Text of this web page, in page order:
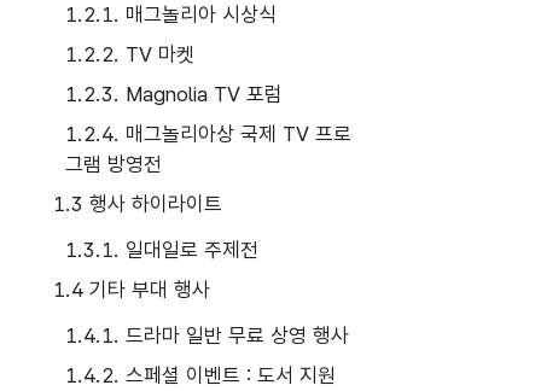
1.2.1. 매그놀리아 시상식
1.2.2. TV 마켓
1.2.3. Magnolia TV 포럼
1.2.4. 매그놀리아상 국제 TV 프로
그램 방영전
1.3 행사 하이라이트
1.3.1. 일대일로 주제전
1.4 기타 부대 행사
1.4.1. 드라마 일반 무료 상영 행사
1.4.2. 스페셜 이벤트 : 도서 지원